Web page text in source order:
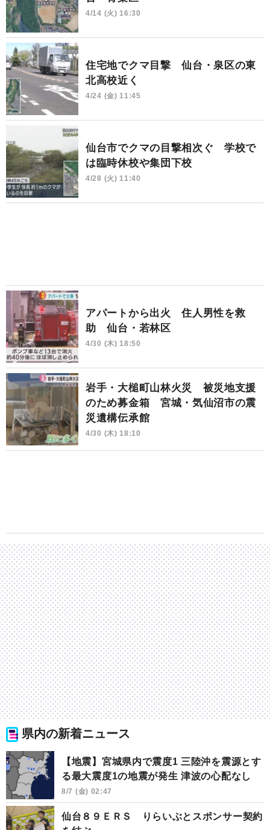
4/14 (火) 16:30
住宅地でクマ目撃 仙台・泉区の東
北高校近く
4/24 (金) 11:45
仙台市でクマの目撃相次ぐ 学校で
は臨時休校や集団下校
4/28 (火) 11:40
アパートから出火 住人男性を救
助 仙台・若林区
4/30 (木) 18:50
岩手・大槌町山林火災 被災地支援
のため募金箱 宮城・気仙沼市の震
災遺構伝承館
4/30 (木) 18:10
県内の新着ニュース
【地震】宮城県内で震度1 三陸沖を震源とす
る最大震度1の地震が発生 津波の心配なし
8/7 (金) 02:47
仙台８９ＥＲＳ りらいぶとスポンサー契約